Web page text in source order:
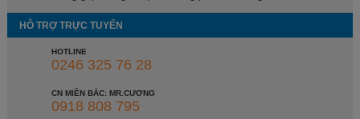
HỖ TRỢ TRỰC TUYẾN
HOTLINE
0246 325 76 28
CN MIỀN BẮC: MR.CƯƠNG
0918 808 795